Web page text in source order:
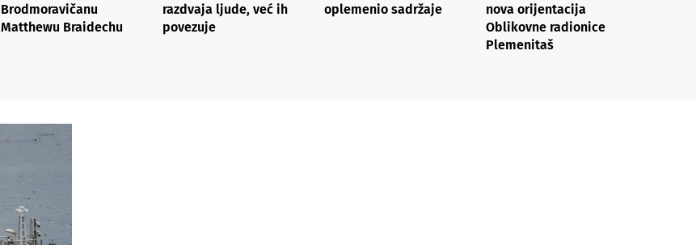
Brodmoravičanu
Matthewu Braidechu
razdvaja ljude, već ih
povezuje
oplemenio sadržaje
nova orijentacija
Oblikovne radionice
Plemenitaš